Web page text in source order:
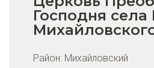
Господня
Район: Михайловский